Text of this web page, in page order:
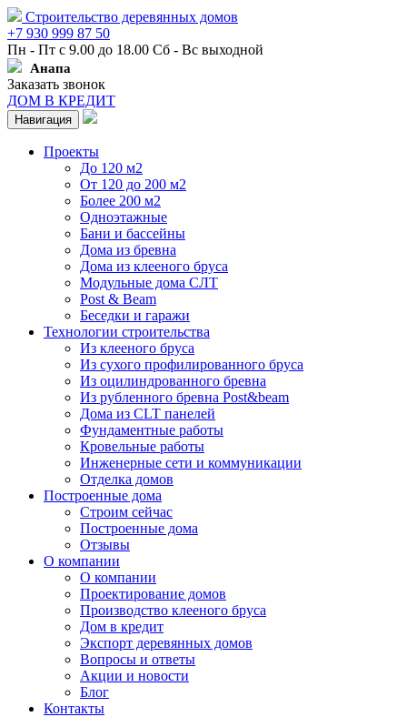
Строительство деревянных домов
+7 930 999 87 50
Пн - Пт с 9.00 до 18.00 Сб - Вс выходной
Анапа
Заказать звонок
ДОМ В КРЕДИТ
Навигация
Проекты
До 120 м2
От 120 до 200 м2
Более 200 м2
Одноэтажные
Бани и бассейны
Дома из бревна
Дома из клееного бруса
Модульные дома СЛТ
Post & Beam
Беседки и гаражи
Технологии строительства
Из клееного бруса
Из сухого профилированного бруса
Из оцилиндрованного бревна
Из рубленного бревна Post&beam
Дома из CLT панелей
Фундаментные работы
Кровельные работы
Инженерные сети и коммуникации
Отделка домов
Построенные дома
Строим сейчас
Построенные дома
Отзывы
О компании
О компании
Проектирование домов
Производство клееного бруса
Дом в кредит
Экспорт деревянных домов
Вопросы и ответы
Акции и новости
Блог
Контакты